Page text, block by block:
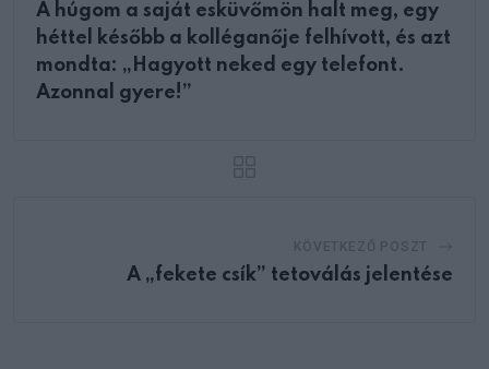
A húgom a saját esküvőmön halt meg, egy
héttel később a kolléganője felhívott, és azt
mondta: „Hagyott neked egy telefont.
Azonnal gyere!”
A „fekete csík” tetoválás jelentése